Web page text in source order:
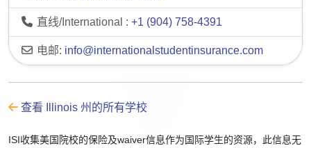
直线/International : +1 (904) 758-4391
电邮: info@internationalstudentinsurance.com
查看 Illinois 州的所有学校
ISI收集美国院校的保险及waiver信息作为国际学生的资源，此信息无